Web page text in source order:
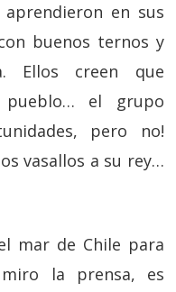
en sus
buenos ternos y
Ellos creen que
el grupo
pero no!
vasallos a su rey…
mar de Chile para
miro la prensa, es